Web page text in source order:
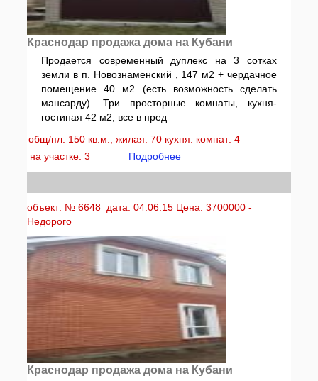
Краснодар продажа дома на Кубани
Продается современный дуплекс на 3 сотках
земли в п. Новознаменский , 147 м2 + чердачное
помещение 40 м2 (есть возможность сделать
мансарду). Три просторные комнаты, кухня-
гостиная 42 м2, все в пред
общ/пл: 150 кв.м., жилая: 70 кухня: комнат: 4
на участке: 3
Подробнее
объект: № 6648 дата: 04.06.15 Цена: 3700000 -
Недорого
Краснодар продажа дома на Кубани